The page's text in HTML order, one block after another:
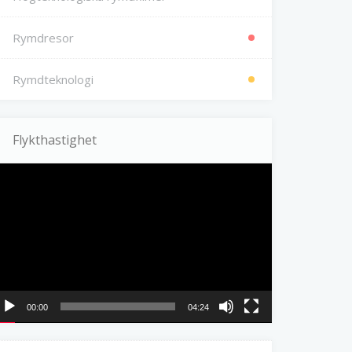
Rymdresor
Rymdteknologi
Flykthastighet
00:00 04:24